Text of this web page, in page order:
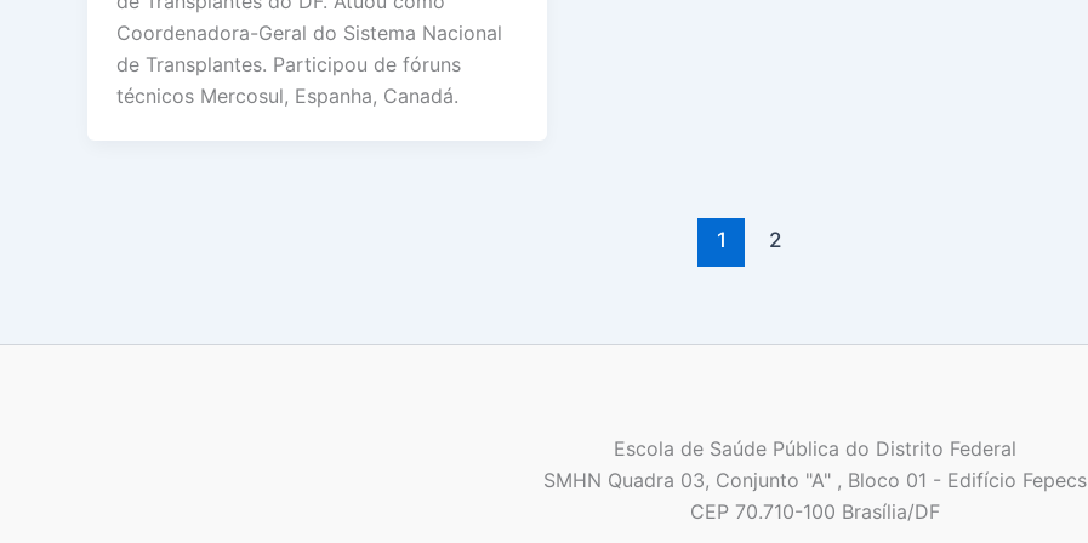
Coordenadora-Geral do Sistema Nacional
de Transplantes. Participou de fóruns
técnicos Mercosul, Espanha, Canadá.
1 2
Escola de Saúde Pública do Distrito Federal
SMHN Quadra 03, Conjunto "A" , Bloco 01 - Edifício Fepecs
CEP 70.710-100 Brasília/DF